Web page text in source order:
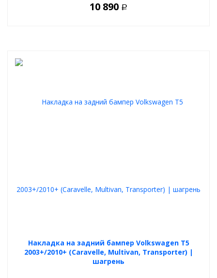
10 890 Р
Накладка на задний бампер Volkswagen T5
2003+/2010+ (Caravelle, Multivan, Transporter) |
шагрень